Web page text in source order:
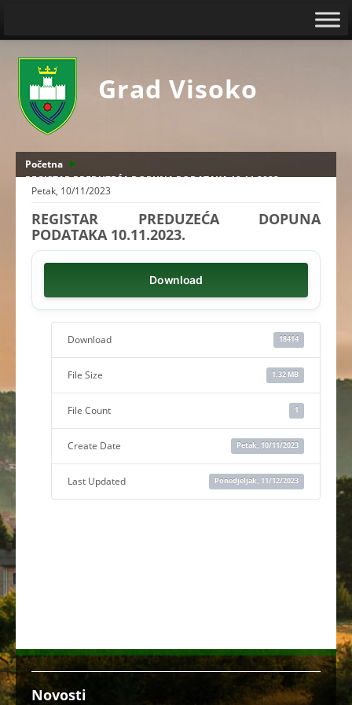
Grad Visoko
Početna
REGISTAR PREDUZEĆA DOPUNA PODATAKA 10.11.2023.
Petak, 10/11/2023
REGISTAR PREDUZEĆA DOPUNA
PODATAKA 10.11.2023.
Download
Download 18414
File Size 1.32 MB
File Count 1
Create Date Petak, 10/11/2023
Last Updated Ponedjeljak, 11/12/2023
Novosti